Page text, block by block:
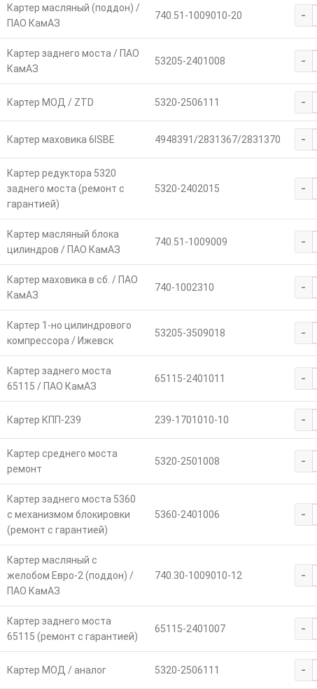
Картер масляный (поддон) /
ПАО КамАЗ
740.51-1009010-20 -
Картер заднего моста / ПАО
КамАЗ
53205-2401008 -
Картер МОД / ZTD 5320-2506111 -
Картер маховика 6ISBE 4948391/2831367/2831370 -
Картер редуктора 5320
заднего моста (ремонт с
гарантией)
5320-2402015 -
Картер масляный блока
цилиндров / ПАО КамАЗ
740.51-1009009 -
Картер маховика в сб. / ПАО
КамАЗ
740-1002310 -
Картер 1-но цилиндрового
компрессора / Ижевск
53205-3509018 -
Картер заднего моста
65115 / ПАО КамАЗ
65115-2401011 -
Картер КПП-239 239-1701010-10 -
Картер среднего моста
ремонт
5320-2501008 -
Картер заднего моста 5360
с механизмом блокировки
(ремонт с гарантией)
5360-2401006 -
Картер масляный с
желобом Евро-2 (поддон) /
ПАО КамАЗ
740.30-1009010-12 -
Картер заднего моста
65115 (ремонт с гарантией)
65115-2401007 -
Картер МОД / аналог 5320-2506111 -